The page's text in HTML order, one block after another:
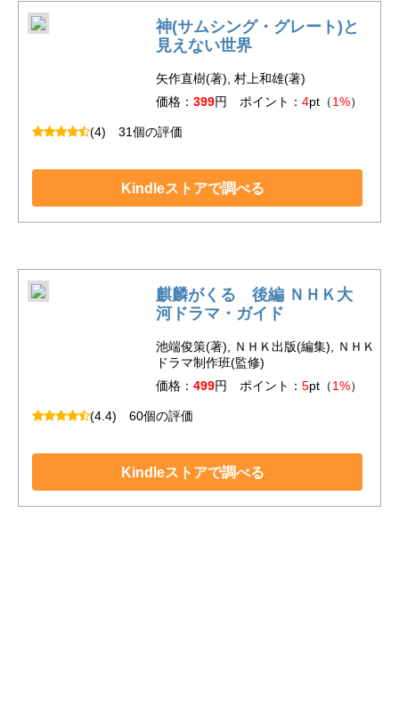
神(サムシング・グレート)と
見えない世界
矢作直樹(著), 村上和雄(著)
価格： 399円 ポイント： 4pt（1%）
(4) 31個の評価
Kindleストアで調べる
麒麟がくる 後編 ＮＨＫ大
河ドラマ・ガイド
池端俊策(著), ＮＨＫ出版(編集), ＮＨＫ
ドラマ制作班(監修)
価格： 499円 ポイント： 5pt（1%）
(4.4) 60個の評価
Kindleストアで調べる